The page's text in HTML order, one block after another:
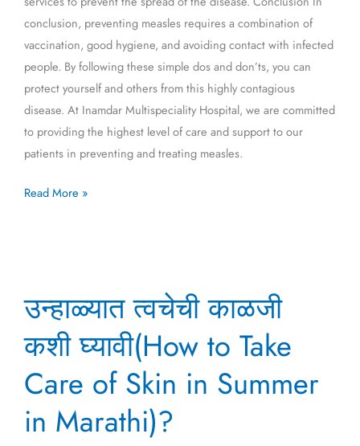
conclusion, preventing measles requires a combination of
vaccination, good hygiene, and avoiding contact with infected
people. By following these simple dos and don’ts, you can
protect yourself and others from this highly contagious
disease. At Inamdar Multispeciality Hospital, we are committed
to providing the highest level of care and support to our
patients in preventing and treating measles.
Read More »
उन्हाळ्यात त्वचेची काळजी
कशी घ्यावी(How to Take
Care of Skin in Summer
in Marathi)?
त्वचेची
कशी
घ्यावी(How
to
Take
Care